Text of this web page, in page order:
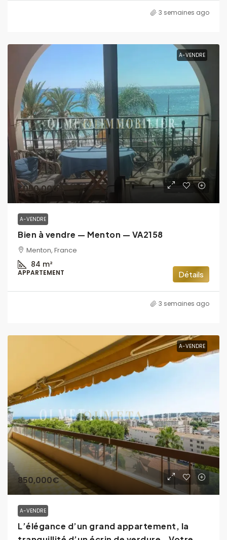
3 semaines ago
A-VENDRE
1,050,000€
A-VENDRE
Bien à vendre — Menton — VA2158
Menton, France
84 m²
APPARTEMENT Détails
3 semaines ago
A-VENDRE
850,000€
A-VENDRE
L’élégance d’un grand appartement, la